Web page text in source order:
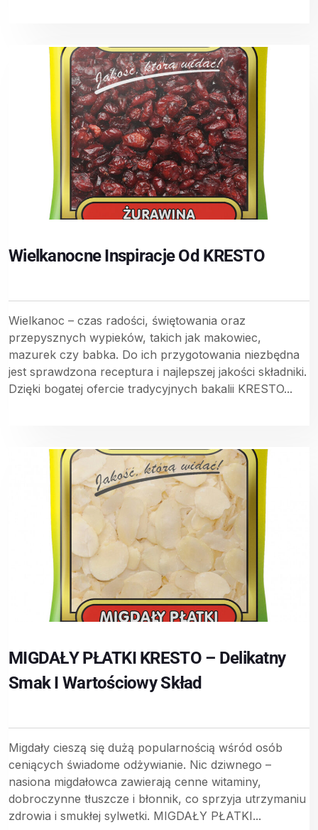
Wielkanocne Inspiracje Od KRESTO
Wielkanoc – czas radości, świętowania oraz
przepysznych wypieków, takich jak makowiec,
mazurek czy babka. Do ich przygotowania niezbędna
jest sprawdzona receptura i najlepszej jakości składniki.
Dzięki bogatej ofercie tradycyjnych bakalii KRESTO...
MIGDAŁY PŁATKI KRESTO – Delikatny
Smak I Wartościowy Skład
Migdały cieszą się dużą popularnością wśród osób
ceniących świadome odżywianie. Nic dziwnego –
nasiona migdałowca zawierają cenne witaminy,
dobroczynne tłuszcze i błonnik, co sprzyja utrzymaniu
zdrowia i smukłej sylwetki. MIGDAŁY PŁATKI...